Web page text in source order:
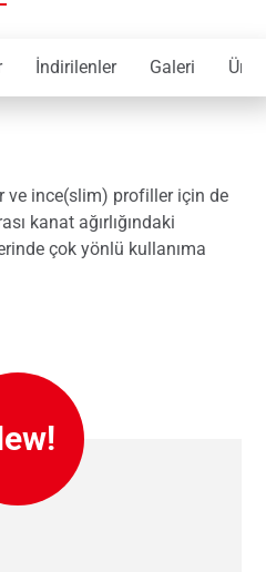
İndirilenler Galeri
ve ince(slim) profiller için de
kanat ağırlığındaki
çok yönlü kullanıma